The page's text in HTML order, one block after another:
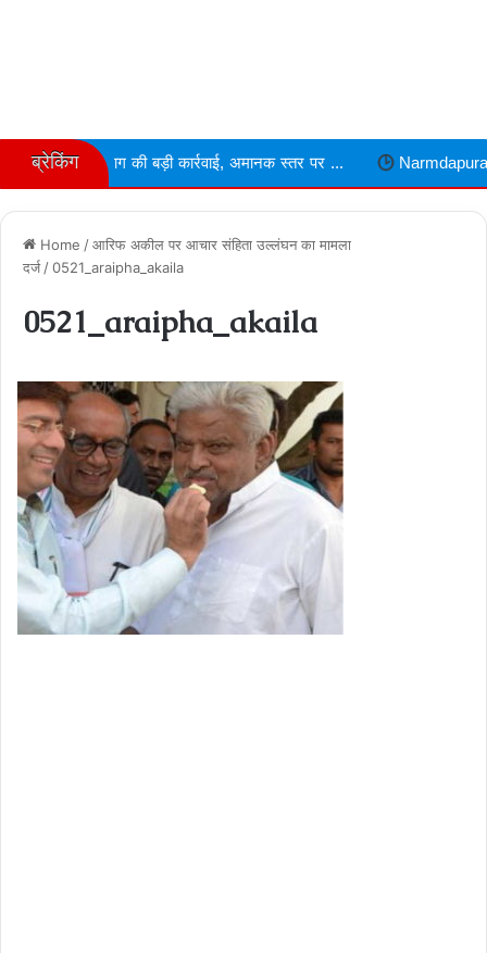
ब्रेकिंग
की बड़ी कार्रवाई, अमानक स्तर पर ... Narmdapuram चरित्र शंका में
Home /आरिफ अकील पर आचार संहिता उल्लंघन का मामला
दर्ज /0521_araipha_akaila
0521_araipha_akaila